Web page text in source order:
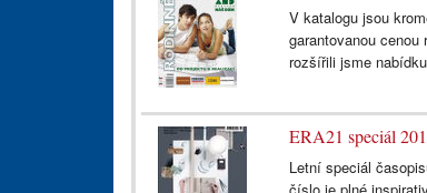
V katalogu jsou
garantovanou
rozšířili jsme
ERA21 speciál
Letní speciál